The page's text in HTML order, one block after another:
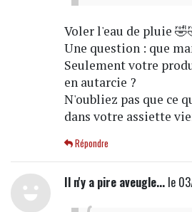
Voler l'eau de pluie
Une question : que
Seulement votre
en autarcie ?
N'oubliez pas que ce
dans votre assiette
Répondre
Il n'y a pire aveugle...le